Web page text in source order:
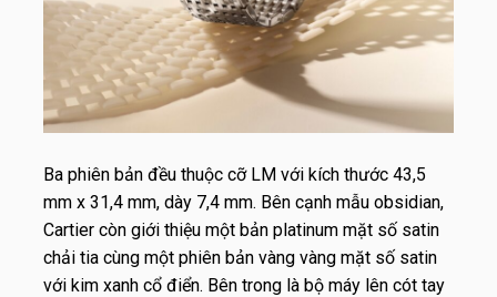
Ba phiên bản đều thuộc cỡ LM với kích thước 43,5
mm x 31,4 mm, dày 7,4 mm. Bên cạnh mẫu obsidian,
Cartier còn giới thiệu một bản platinum mặt số satin
chải tia cùng một phiên bản vàng vàng mặt số satin
với kim xanh cổ điển. Bên trong là bộ máy lên cót tay